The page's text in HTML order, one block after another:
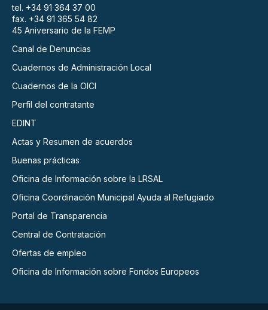
tel. +34 91 364 37 00
fax. +34 91 365 54 82
45 Aniversario de la FEMP
Canal de Denuncias
Cuadernos de Administración Local
Cuadernos de la OICI
Perfil del contratante
EDINT
Actas y Resumen de acuerdos
Buenas prácticas
Oficina de Información sobre la LRSAL
Oficina Coordinación Municipal Ayuda al Refugiado
Portal de Transparencia
Central de Contratación
Ofertas de empleo
Oficina de Información sobre Fondos Europeos